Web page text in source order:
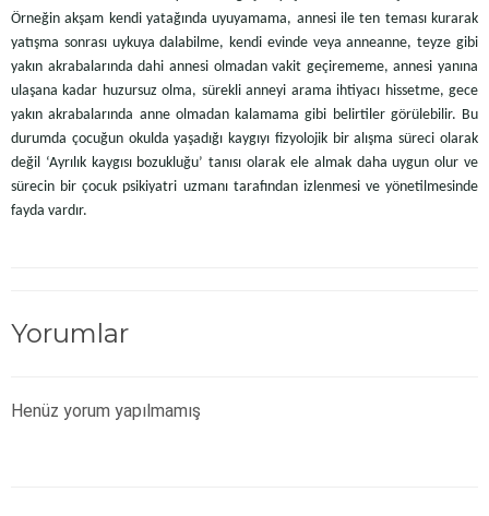
Örneğin akşam kendi yatağında uyuyamama, annesi ile ten teması kurarak
yatışma sonrası uykuya dalabilme, kendi evinde veya anneanne, teyze gibi
yakın akrabalarında dahi annesi olmadan vakit geçirememe, annesi yanına
ulaşana kadar huzursuz olma, sürekli anneyi arama ihtiyacı hissetme, gece
yakın akrabalarında anne olmadan kalamama gibi belirtiler görülebilir. Bu
durumda çocuğun okulda yaşadığı kaygıyı fizyolojik bir alışma süreci olarak
değil ‘Ayrılık kaygısı bozukluğu’ tanısı olarak ele almak daha uygun olur ve
sürecin bir çocuk psikiyatri uzmanı tarafından izlenmesi ve yönetilmesinde
fayda vardır.
Yorumlar
Henüz yorum yapılmamış